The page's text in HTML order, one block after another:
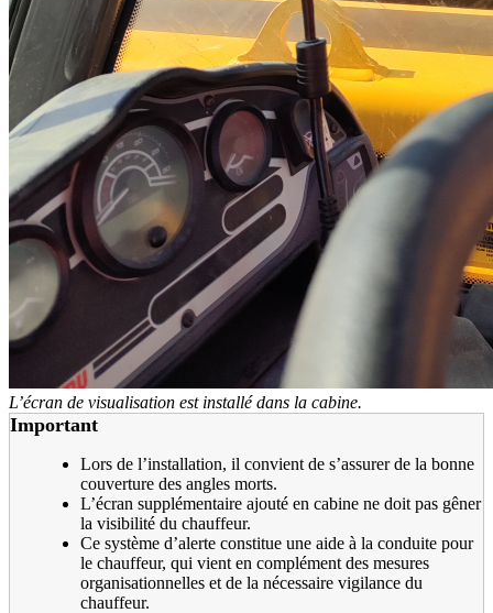
L’écran de visualisation est installé dans la cabine.
Important
Lors de l’installation, il convient de s’assurer de la bonne
couverture des angles morts.
L’écran supplémentaire ajouté en cabine ne doit pas gêner
la visibilité du chauffeur.
Ce système d’alerte constitue une aide à la conduite pour
le chauffeur, qui vient en complément des mesures
organisationnelles et de la nécessaire vigilance du
chauffeur.